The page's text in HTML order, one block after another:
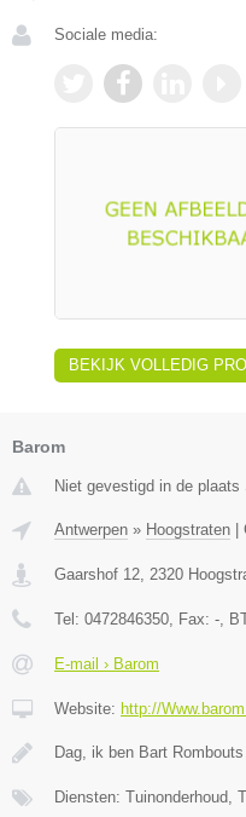
Sociale media:
BEKIJK VOLLEDIG
Barom
Niet gevestigd in de plaats
Antwerpen » Hoogstraten |
Gaarshof 12 2320
Tel: 0472846350 , Fax: - ,
E-mail › Barom
Website: http://
Dag, ik ben Bart
Diensten: Tuinonderhoud,